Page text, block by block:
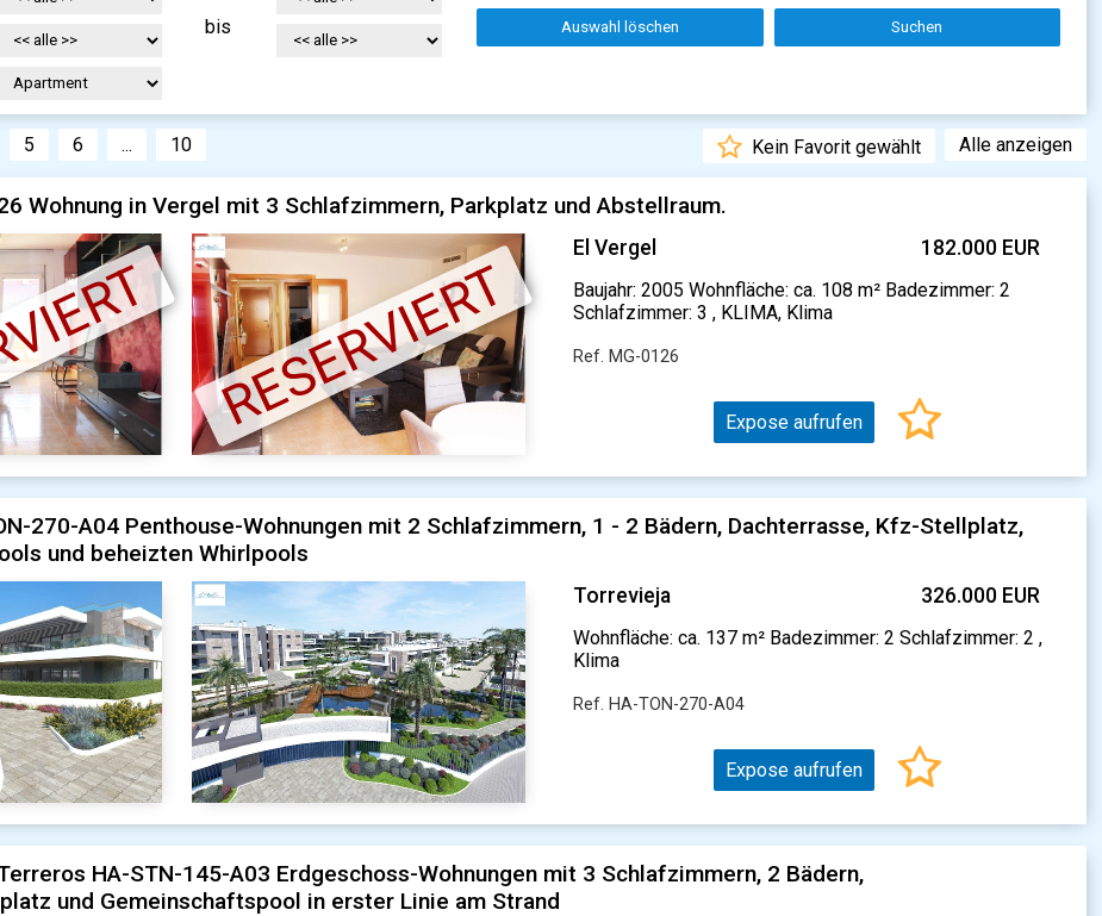
bis
Auswahl löschen Suchen
5 6 ... 10 Alle anzeigen
Kein Favorit gewählt
Wohnung in Vergel mit 3 Schlafzimmern, Parkplatz und Abstellraum.
RESERVIERT
El Vergel 182.000 EUR
Baujahr: 2005 Wohnfläche: ca. 108 m² Badezimmer: 2
Schlafzimmer: 3 , KLIMA, Klima
Ref. MG-0126
Expose aufrufen
270-A04 Penthouse-Wohnungen mit 2 Schlafzimmern, 1 - 2 Bädern, Dachterrasse, Kfz-Stellplatz,
und beheizten Whirlpools
Torrevieja 326.000 EUR
Wohnfläche: ca. 137 m² Badezimmer: 2 Schlafzimmer: 2 ,
Klima
Ref. HA-TON-270-A04
Expose aufrufen
HA-STN-145-A03 Erdgeschoss-Wohnungen mit 3 Schlafzimmern, 2 Bädern,
und Gemeinschaftspool in erster Linie am Strand